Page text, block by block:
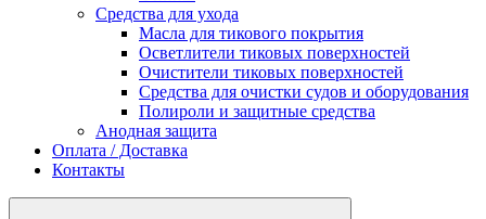
Средства для ухода
Масла для тикового покрытия
Осветлители тиковых поверхностей
Очистители тиковых поверхностей
Средства для очистки судов и оборудования
Полироли и защитные средства
Анодная защита
Оплата / Доставка
Контакты